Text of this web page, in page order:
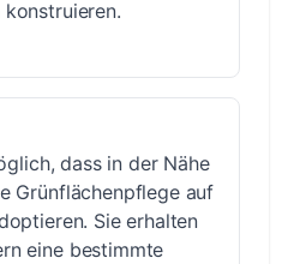
dass in der Nähe
Grünflächenpflege auf
Sie erhalten
eine bestimmte